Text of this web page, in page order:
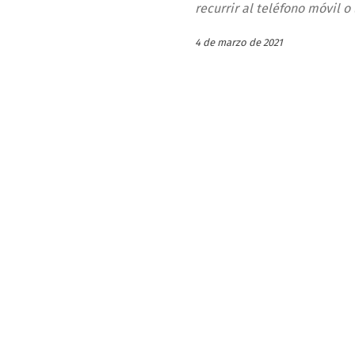
recurrir al teléfono móvil o
4 de marzo de 2021